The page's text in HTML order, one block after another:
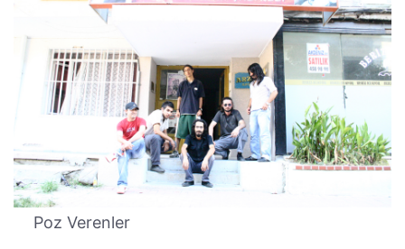
Poz Verenler